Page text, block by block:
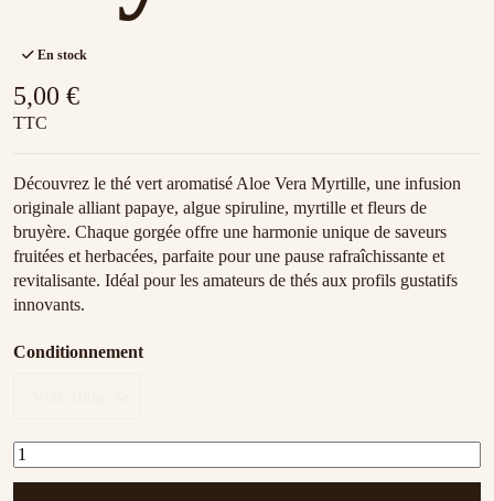
En stock
5,00 €
TTC
Découvrez le thé vert aromatisé Aloe Vera Myrtille, une infusion
originale alliant papaye, algue spiruline, myrtille et fleurs de
bruyère. Chaque gorgée offre une harmonie unique de saveurs
fruitées et herbacées, parfaite pour une pause rafraîchissante et
revitalisante. Idéal pour les amateurs de thés aux profils gustatifs
innovants.
Conditionnement